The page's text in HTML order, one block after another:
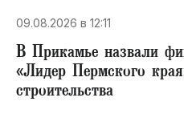
09.08.2026 в 12:11
В Прикамье назвали
«Лидер Пермского
строительства